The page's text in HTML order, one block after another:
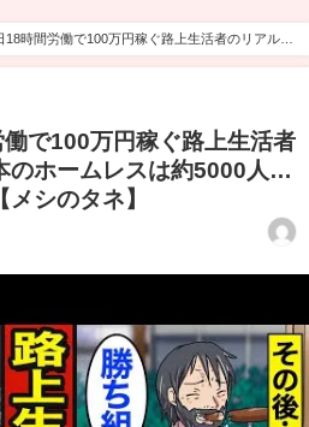
18時間労働で100万円稼ぐ路上生活者のリアルな
路上生活者の苦悩…【メシのタネ】
働で100万円稼ぐ路上生活者
のホームレスは約5000人…
シのタネ】